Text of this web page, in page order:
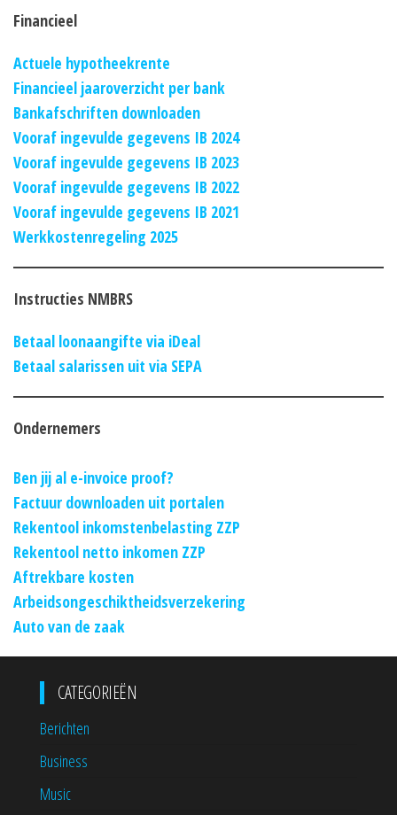
Financieel
Actuele hypotheekrente
Financieel jaaroverzicht per bank
Bankafschriften downloaden
Vooraf ingevulde gegevens IB 2024
Vooraf ingevulde gegevens IB 2023
Vooraf ingevulde gegevens IB 2022
Vooraf ingevulde gegevens IB 2021
Werkkostenregeling 2025
Instructies NMBRS
Betaal loonaangifte via iDeal
Betaal salarissen uit via SEPA
Ondernemers
Ben jij al e-invoice proof?
Factuur downloaden uit portalen
Rekentool inkomstenbelasting ZZP
Rekentool netto inkomen ZZP
Aftrekbare kosten
Arbeidsongeschiktheidsverzekering
Auto van de zaak
CATEGORIEËN
Berichten
Business
Music